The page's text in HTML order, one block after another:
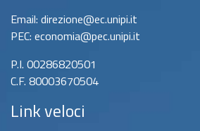
Email: direzione@ec.unipi.it
PEC: economia@pec.unipi.it
P.I. 00286820501
C.F. 80003670504
Link veloci